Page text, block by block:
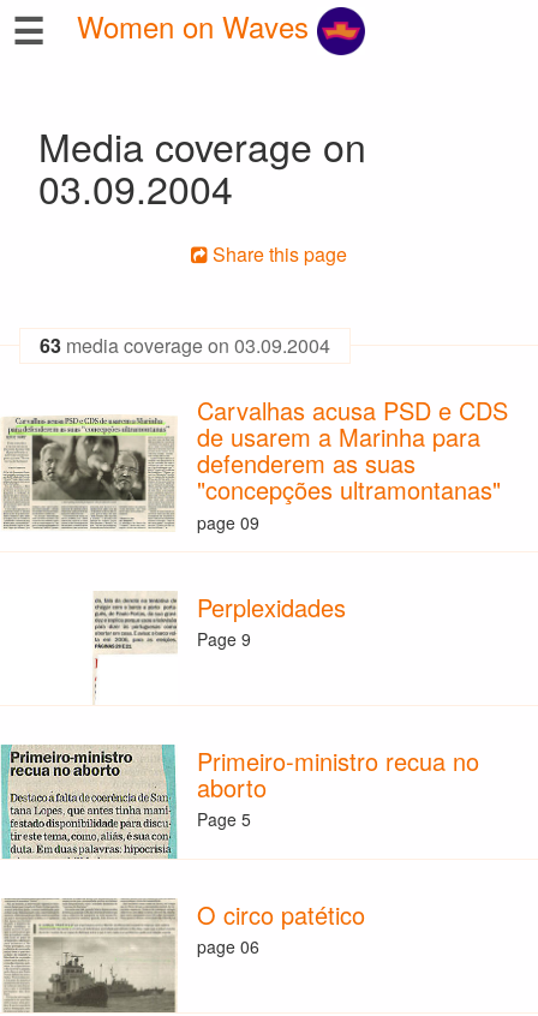
☰
Media coverage on
03.09.2004
Share this page
63 media coverage on 03.09.2004
Carvalhas acusa PSD e CDS
de usarem a Marinha para
defenderem as suas
"concepções ultramontanas"
page 09
Perplexidades
Page 9
Primeiro-ministro recua no
aborto
Page 5
O circo patético
page 06